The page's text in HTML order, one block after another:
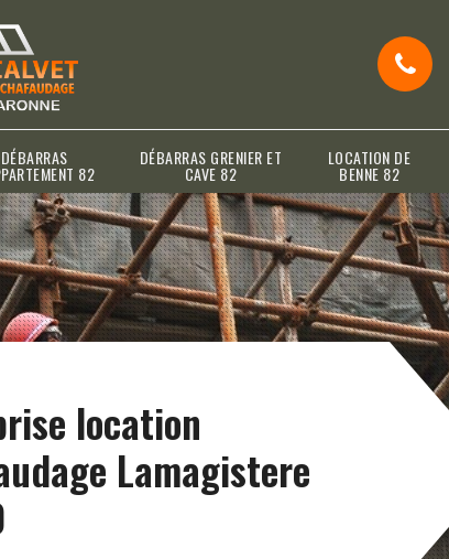
DÉBARRAS
82
DÉBARRAS GRENIER ET
CAVE 82
LOCATION DE
BENNE 82
location
Lamagistere